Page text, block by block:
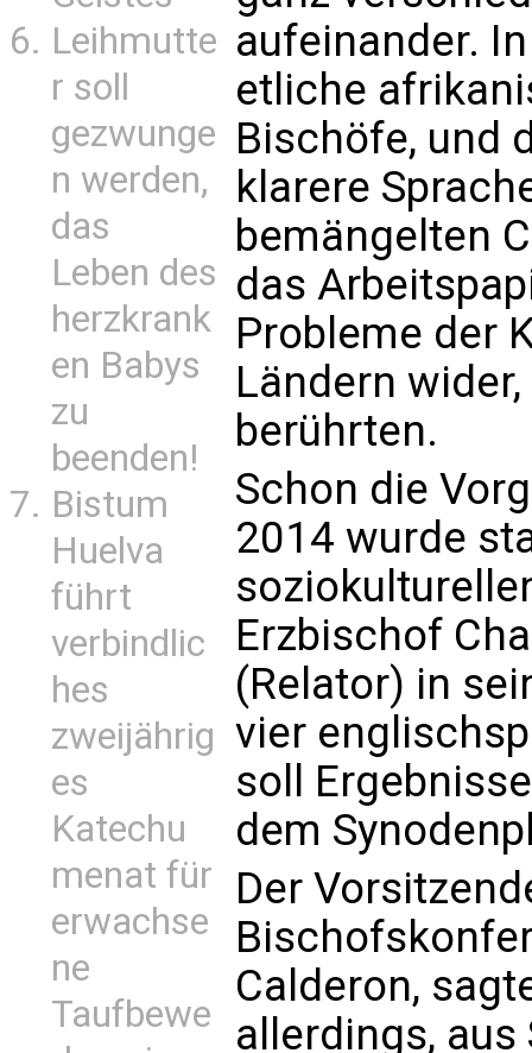
Leihmutte
r soll
gezwunge
n werden,
das
Leben des
herzkrank
en Babys
zu
beenden!
Bistum
Huelva
führt
verbindlic
hes
zweijährig
es
Katechu
menat für
erwachse
ne
Taufbewe
aufeinander.
etliche
Bischöfe, und
klarere
bemängelten
das
Probleme der
Ländern
berührten.
Schon die
2014 wurde
Erzbischof
(Relator) in
vier
soll
dem
Der
Calderon,
allerdings,